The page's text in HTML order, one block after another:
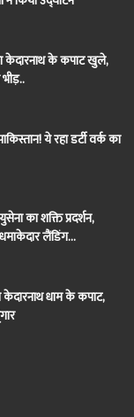
केदारनाथ के कपाट खुले,
ये रहा डर्टी वर्क का
का शक्ति प्रदर्शन,
लैंडिंग…
धाम के कपाट,